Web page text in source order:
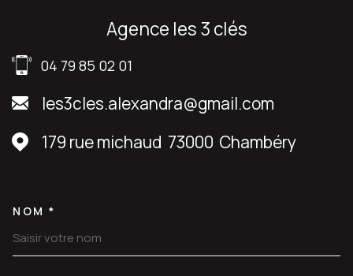
agence les 3 clés
04 79 85 02 01
les3cles.alexandra@gmail.com
179 rue michaud 73000 Chambéry
NOM *